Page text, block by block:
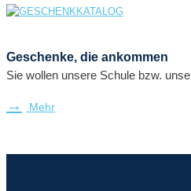
Geschenke, die ankommen
Sie wollen unsere Schule bzw.
Mehr